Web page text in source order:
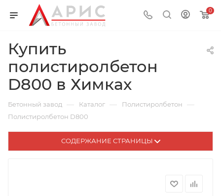
0
Купить
полистиролбетон
D800 в Химках
Бетонный завод — Каталог — Полистиролбетон —
Полистиролбетон D800
СОДЕРЖАНИЕ СТРАНИЦЫ